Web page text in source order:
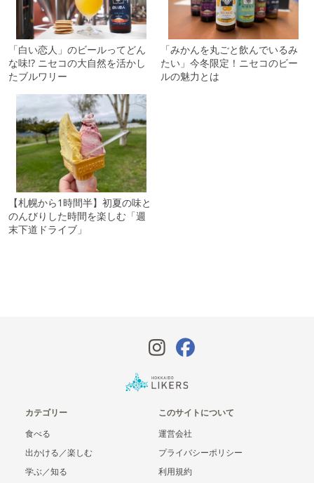
「白い恋人」のビールってどん
な味!? ニセコの大自然を活かし
たブルワリー
「みかんを丸ごと飲んでいるみ
たい」今冬限定！ニセコのビー
ルの魅力とは
【札幌から1時間半】初夏の味と
のんびりした時間を楽しむ「週
末下道ドライブ」
カテゴリー
食べる
出かける／楽しむ
学ぶ／知る
このサイトについて
運営会社
プライバシーポリシー
利用規約